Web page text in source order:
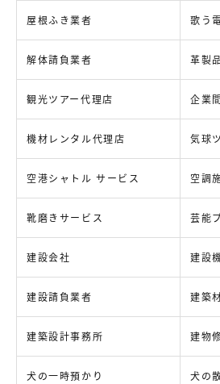
屋根ふき業者 歌う
解体請負業者 革製
観光ツアー代理店 企業
機材レンタル代理店 気球
空港シャトル サービス 空調
靴磨きサービス 芸能
建設会社 建設
建設請負業者 建築
建築設計事務所 建物
犬の一時預かり 犬の